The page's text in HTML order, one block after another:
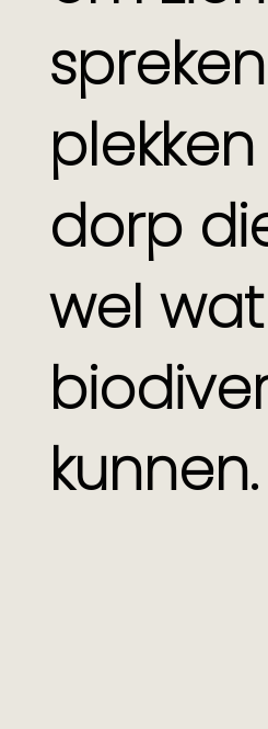
dorp
wel wat
kunnen.